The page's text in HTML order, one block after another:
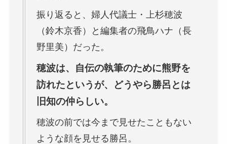
振り返ると、婦人代議士・上杉穂波
（鈴木京香）と編集者の飛鳥ハナ（長
野里美）だった。
穂波は、自伝の執筆のために熊野を
訪れたというが、どうやら勝呂とは
旧知の仲らしい。
穂波の前では今まで見せたこともない
ような顔を見せる勝呂。